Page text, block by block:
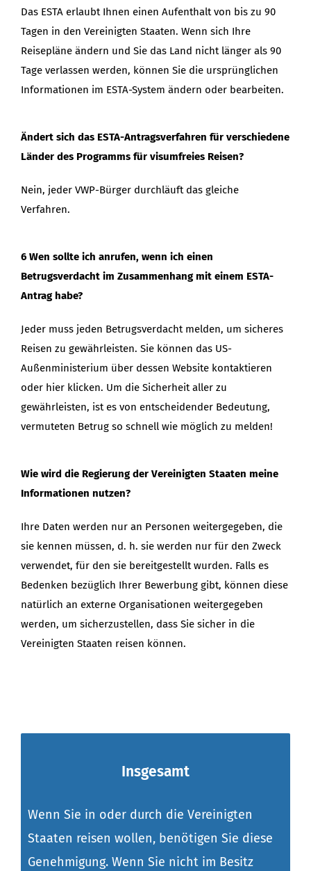
Das ESTA erlaubt Ihnen einen Aufenthalt von bis zu 90
Tagen in den Vereinigten Staaten. Wenn sich Ihre
Reisepläne ändern und Sie das Land nicht länger als 90
Tage verlassen werden, können Sie die ursprünglichen
Informationen im ESTA-System ändern oder bearbeiten.
Ändert sich das ESTA-Antragsverfahren für verschiedene
Länder des Programms für visumfreies Reisen?
Nein, jeder VWP-Bürger durchläuft das gleiche
Verfahren.
6 Wen sollte ich anrufen, wenn ich einen
Betrugsverdacht im Zusammenhang mit einem ESTA-
Antrag habe?
Jeder muss jeden Betrugsverdacht melden, um sicheres
Reisen zu gewährleisten. Sie können das US-
Außenministerium über dessen Website kontaktieren
oder hier klicken. Um die Sicherheit aller zu
gewährleisten, ist es von entscheidender Bedeutung,
vermuteten Betrug so schnell wie möglich zu melden!
Wie wird die Regierung der Vereinigten Staaten meine
Informationen nutzen?
Ihre Daten werden nur an Personen weitergegeben, die
sie kennen müssen, d. h. sie werden nur für den Zweck
verwendet, für den sie bereitgestellt wurden. Falls es
Bedenken bezüglich Ihrer Bewerbung gibt, können diese
natürlich an externe Organisationen weitergegeben
werden, um sicherzustellen, dass Sie sicher in die
Vereinigten Staaten reisen können.
Insgesamt
Wenn Sie in oder durch die Vereinigten
Staaten reisen wollen, benötigen Sie diese
Genehmigung. Wenn Sie nicht im Besitz